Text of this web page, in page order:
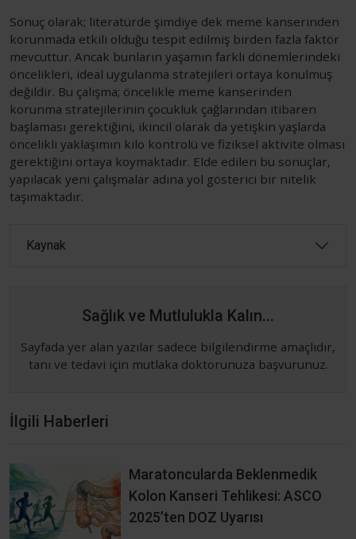
Sonuç olarak; literatürde şimdiye dek meme kanserinden
korunmada etkili olduğu tespit edilmiş birden fazla faktör
mevcuttur. Ancak bunların yaşamın farklı dönemlerindeki
öncelikleri, ideal uygulanma stratejileri ortaya konulmuş
değildir. Bu çalışma; öncelikle meme kanserinden
korunma stratejilerinin çocukluk çağlarından itibaren
başlaması gerektiğini, ikincil olarak da yetişkin yaşlarda
öncelikli yaklaşımın kilo kontrolü ve fiziksel aktivite olması
gerektiğini ortaya koymaktadır. Elde edilen bu sonuçlar,
yapılacak yeni çalışmalar adına yol gösterici bir nitelik
taşımaktadır.
Kaynak
Sağlık ve Mutlulukla Kalın...
Sayfada yer alan yazılar sadece bilgilendirme amaçlıdır,
tanı ve tedavi için mutlaka doktorunuza başvurunuz.
İlgili Haberleri
Maratoncularda Beklenmedik
Kolon Kanseri Tehlikesi: ASCO
2025’ten DOZ Uyarısı